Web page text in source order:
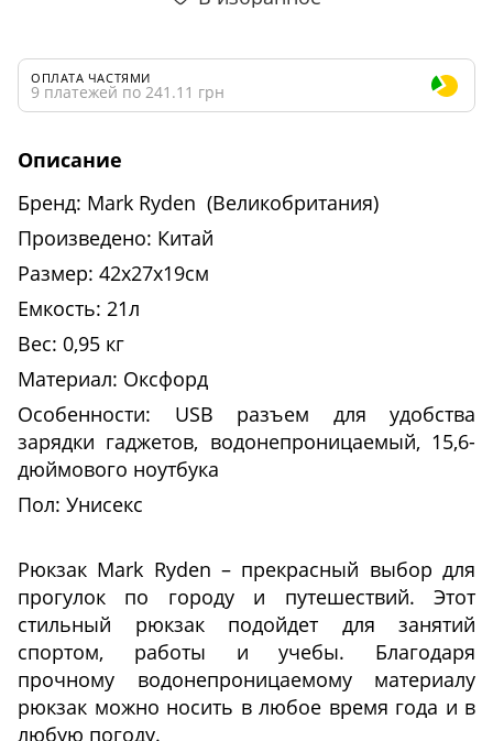
ОПЛАТА ЧАСТЯМИ
9 платежей по 241.11 грн
Описание
Бренд: Mark Ryden (Великобритания)
Произведено: Китай
Размер: 42х27х19см
Емкость: 21л
Вес: 0,95 кг
Материал: Оксфорд
Особенности: USB разъем для удобства
зарядки гаджетов, водонепроницаемый, 15,6-
дюймового ноутбука
Пол: Унисекс
Рюкзак Mark Ryden – прекрасный выбор для
прогулок по городу и путешествий. Этот
стильный рюкзак подойдет для занятий
спортом, работы и учебы. Благодаря
прочному водонепроницаемому материалу
рюкзак можно носить в любое время года и в
любую погоду.